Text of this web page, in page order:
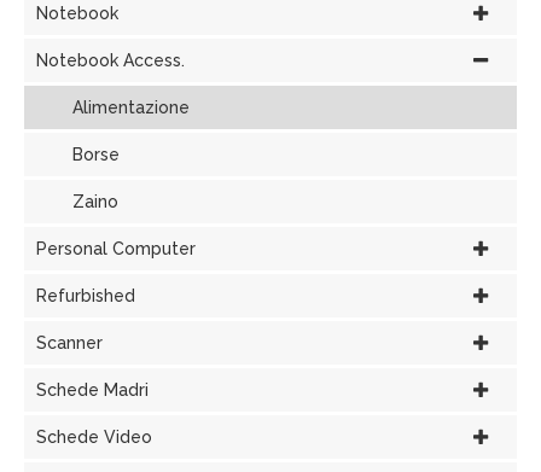
Notebook
Notebook Access.
Alimentazione
Borse
Zaino
Personal Computer
Refurbished
Scanner
Schede Madri
Schede Video